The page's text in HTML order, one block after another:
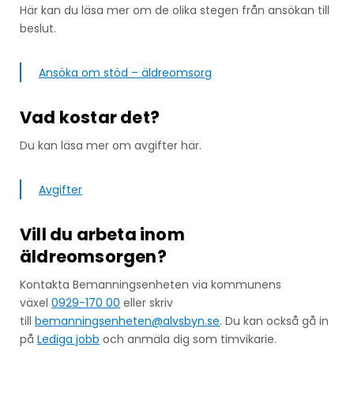
Här kan du läsa mer om de olika stegen från ansökan till
beslut.
Ansöka om stöd – äldreomsorg
Vad kostar det?
Du kan läsa mer om avgifter här.
Avgifter
Vill du arbeta inom
äldreomsorgen?
Kontakta Bemanningsenheten via kommunens
växel 0929-170 00 eller skriv
till bemanningsenheten@alvsbyn.se. Du kan också gå in
på Lediga jobb och anmäla dig som timvikarie.